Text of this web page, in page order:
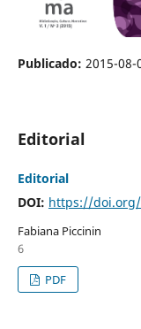
Publicado: 2015-08-
Editorial
Editorial
DOI: https://doi.org/
Fabiana Piccinin
6
PDF